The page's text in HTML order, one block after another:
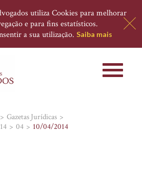
utiliza Cookies para melhorar
e para fins estatísticos.
a sua utilização. Saiba mais
Toggle
Gazetas Jurídicas
04 10/04/2014